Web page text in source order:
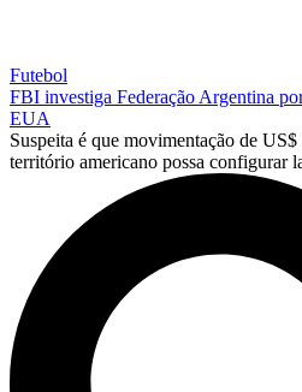
Futebol
FBI investiga Federação Argentina
EUA
Suspeita é que movimentação de
território americano possa configurar